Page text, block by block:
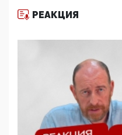
11:53, 09 Июня 2026
деятельность ИИТО
цифроглобалисты
повестку в образовании
09:43, 01 Июня 2026
5G за счет здоровья
отобрать у регионов
защищать жилые дома
РЕАКЦИЯ